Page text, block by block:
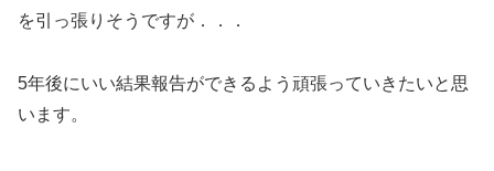
を引っ張りそうですが．．．
5年後にいい結果報告ができるよう頑張っていきたいと思
います。